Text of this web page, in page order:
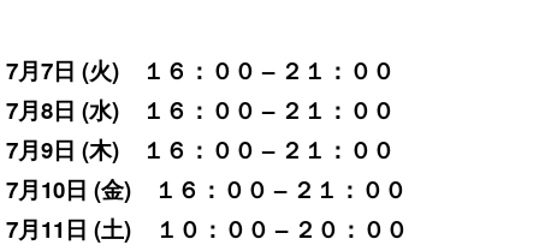
7月7日 (火) １６：００ – ２１：００
7月8日 (水) １６：００ – ２１：００
7月9日 (木) １６：００ – ２１：００
7月10日 (金) １６：００ – ２１：００
7月11日 (土) １０：００ – ２０：００